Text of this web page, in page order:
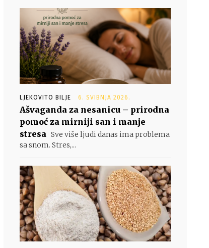
LJEKOVITO BILJE 6. SVIBNJA 2026.
Ašvaganda za nesanicu – prirodna
pomoć za mirniji san i manje
stresa Sve više ljudi danas ima problema
sa snom. Stres,...